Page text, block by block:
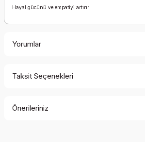
Hayal gücünü ve empatiyi artırır
Yorumlar
Taksit Seçenekleri
Önerileriniz